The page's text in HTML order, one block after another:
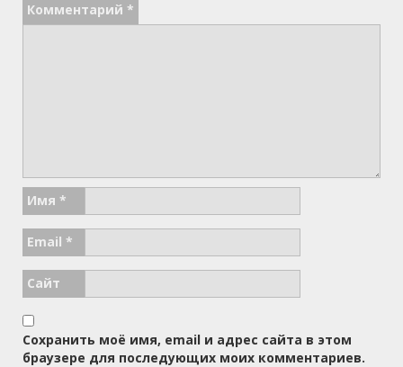
Комментарий *
Имя *
Email *
Сайт
Сохранить моё имя, email и адрес сайта в этом
браузере для последующих моих комментариев.